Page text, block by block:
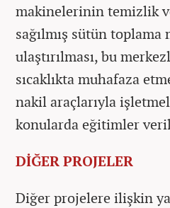
makinelerinin temizlik
sağılmış sütün toplama
ulaştırılması, bu
sıcaklıkta muhafaza
nakil araçlarıyla
konularda eğitimler
DİĞER PROJELER
Diğer projelere ilişkin